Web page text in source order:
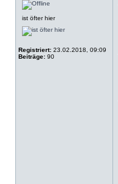
ist öfter hier
Registriert: 23.02.2018, 09:09
Beiträge: 90